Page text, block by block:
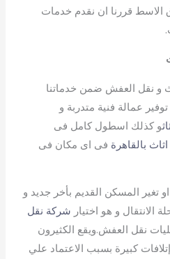
الاسط قررنا ان نقدم خدمات
و نقل العفش ضمن خدماتنا
عمالة فنية متدربة و
و كذلك اسطول كامل فى
بالقاهرة فى اى مكان فى
تغير المسكن القديم بأخر جديد و
و هو اختيار شركة نقل
نقل العفش.ويقع الكثيرون
كبيرة بسبب الاعتماد علي